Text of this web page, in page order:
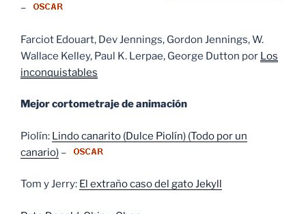
–
Farciot Edouart, Dev Jennings, Gordon Jennings, W.
Wallace Kelley, Paul K. Lerpae, George Dutton por Los
inconquistables
Mejor cortometraje de animación
Piolín: Lindo canarito (Dulce Piolín) (Todo por un
canario) –
Tom y Jerry: El extraño caso del gato Jekyll